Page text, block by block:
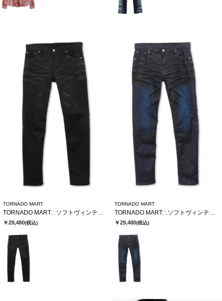
TORNADO MART
TORNADO MART∴ソフトヴィンテージスリムデニム
￥29,480(税込)
TORNADO MART
TORNADO MART∴ソフトヴィンテージスリムデニム
￥29,480(税込)